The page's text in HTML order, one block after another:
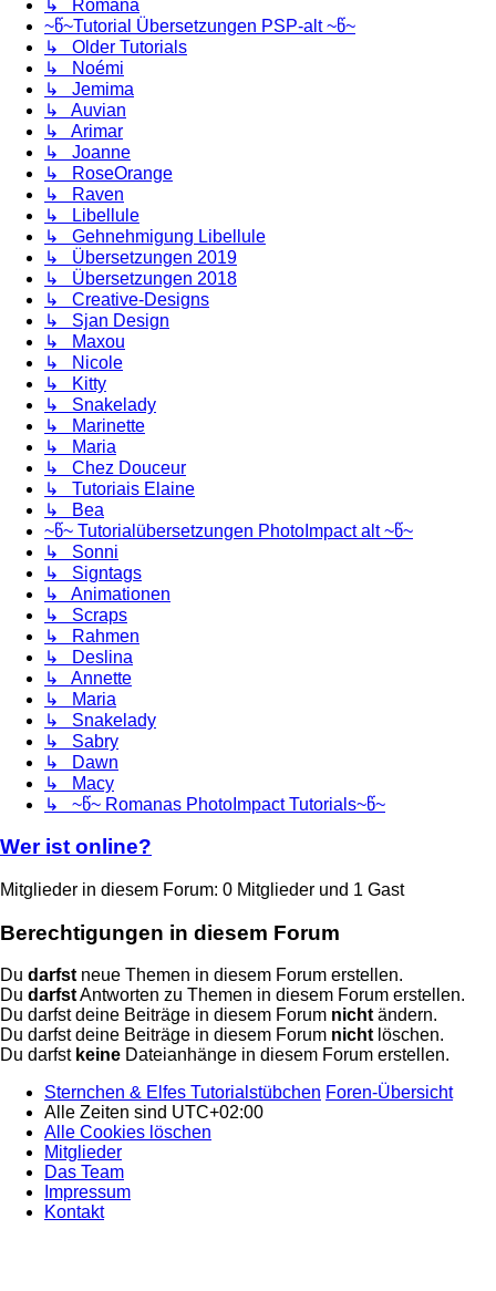
↳ Romana
~წ~Tutorial Übersetzungen PSP-alt ~წ~
↳ Older Tutorials
↳ Noémi
↳ Jemima
↳ Auvian
↳ Arimar
↳ Joanne
↳ RoseOrange
↳ Raven
↳ Libellule
↳ Gehnehmigung Libellule
↳ Übersetzungen 2019
↳ Übersetzungen 2018
↳ Creative-Designs
↳ Sjan Design
↳ Maxou
↳ Nicole
↳ Kitty
↳ Snakelady
↳ Marinette
↳ Maria
↳ Chez Douceur
↳ Tutoriais Elaine
↳ Bea
~წ~ Tutorialübersetzungen PhotoImpact alt ~წ~
↳ Sonni
↳ Signtags
↳ Animationen
↳ Scraps
↳ Rahmen
↳ Deslina
↳ Annette
↳ Maria
↳ Snakelady
↳ Sabry
↳ Dawn
↳ Macy
↳ ~წ~ Romanas PhotoImpact Tutorials~წ~
Wer ist online?
Mitglieder in diesem Forum: 0 Mitglieder und 1 Gast
Berechtigungen in diesem Forum
Du darfstneue Themen in diesem Forum erstellen.
Du darfstAntworten zu Themen in diesem Forum erstellen.
Du darfst deine Beiträge in diesem Forum nichtändern.
Du darfst deine Beiträge in diesem Forum nichtlöschen.
Du darfst keine Dateianhänge in diesem Forum erstellen.
Sternchen & Elfes Tutorialstübchen Foren-Übersicht
Alle Zeiten sind UTC+02:00
Alle Cookies löschen
Mitglieder
Das Team
Impressum
Kontakt